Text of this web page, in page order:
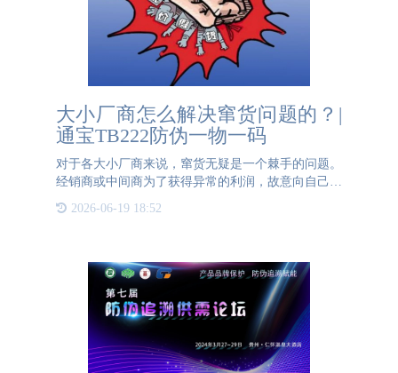
大小厂商怎么解决窜货问题的？|
通宝TB222防伪一物一码
对于各大小厂商来说，窜货无疑是一个棘手的问题。
经销商或中间商为了获得异常的利润，故意向自己辖
区以外的地区倾销产品的行为，而随着电商的流行，
这种行为愈发的严重。扰乱了销售市场的价格，品牌
2026-06-19 18:52